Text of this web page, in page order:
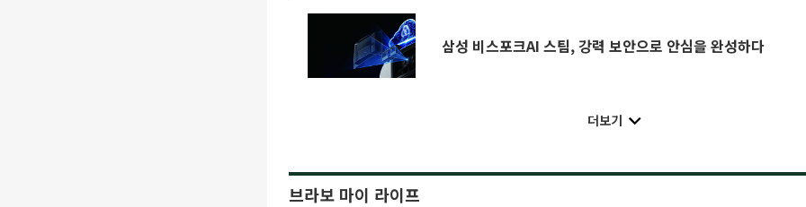
삼성 비스포크AI 스팀, 강력 보안으로 안심을 완성하다
더보기
브라보 마이 라이프